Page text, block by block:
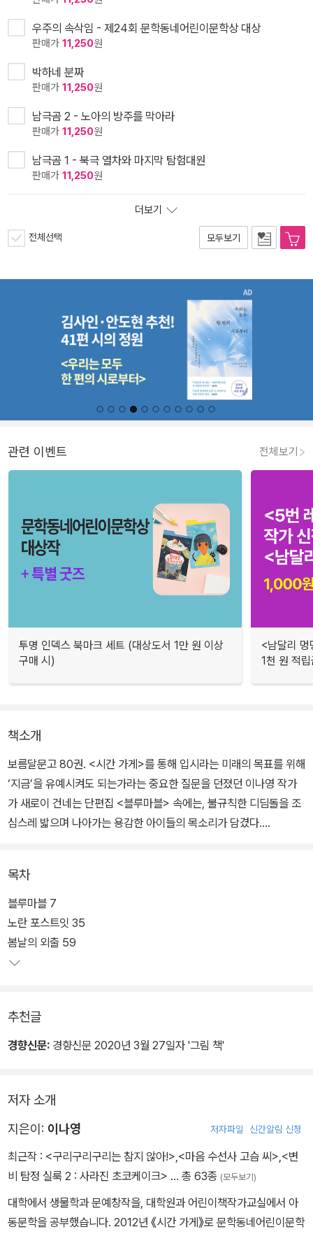
우주의 속삭임 - 제24회 문학동네어린이문학상 대상
판매가 11,250원
박하네 분짜
판매가 11,250원
남극곰 2 - 노아의 방주를 막아라
판매가 11,250원
남극곰 1 - 북극 열차와 마지막 탐험대원
판매가 11,250원
더보기
전체선택 모두보기
관련 이벤트 전체보기
투명 인덱스 북마크 세트 (대상도서 1만 원 이상
구매 시)
<남달리
1천 원 적
책소개
보름달문고 80권. <시간 가게>를 통해 입시라는 미래의 목표를 위해
‘지금’을 유예시켜도 되는가라는 중요한 질문을 던졌던 이나영 작가
가 새로이 건네는 단편집 <블루마블> 속에는, 불규칙한 디딤돌을 조
심스레 밟으며 나아가는 용감한 아이들의 목소리가 담겼다.
하는 아이들의 목소리를 알아차리는 작가의 감수성은 <블루마블>의
전편을 고요히 압도한다. 그가 이 여섯 편의 작품을 통해 증명해 보이
는 것은 광막한 우주를 도는 천체들 사이를 공고히 채우고 있는 인력,
서로를 당기는 힘이다.
목차
블루마블 7
노란 포스트잇 35
봄날의 외출 59
추천글
경향신문: 경향신문 2020년 3월 27일자 '그림 책'
저자 소개
지은이: 이나영 저자파일 신간알림 신청
최근작 : <구리구리구리는 참지 않아!>,<마음 수선사 고슴 씨>,<변
비 탐정 실룩 2 : 사라진 초코케이크> … 총 63종 (모두보기)
대학에서 생물학과 문예창작을, 대학원과 어린이책작가교실에서 아
동문학을 공부했습니다. 2012년 《시간 가게》로 문학동네어린이문학